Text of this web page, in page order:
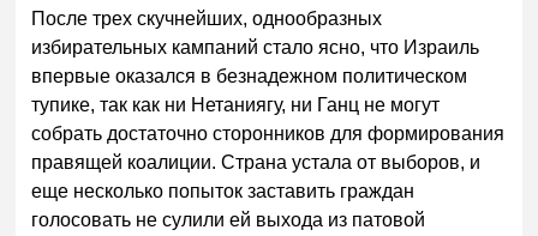
После трех скучнейших, однообразных
избирательных кампаний стало ясно, что Израиль
впервые оказался в безнадежном политическом
тупике, так как ни Нетаниягу, ни Ганц не могут
собрать достаточно сторонников для формирования
правящей коалиции. Страна устала от выборов, и
еще несколько попыток заставить граждан
голосовать не сулили ей выхода из патовой